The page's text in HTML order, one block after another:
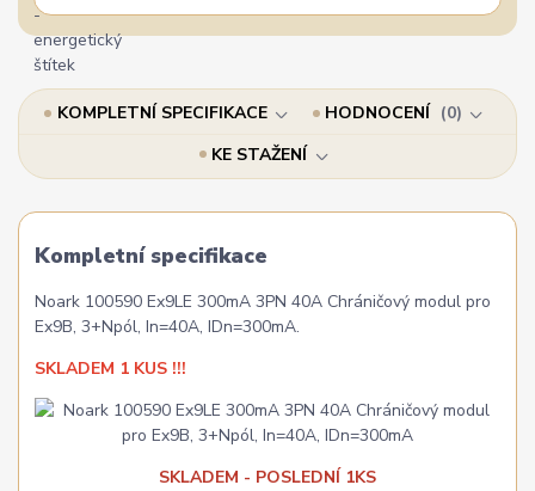
KOMPLETNÍ SPECIFIKACE HODNOCENÍ
0
KE STAŽENÍ
Kompletní specifikace
Noark 100590 Ex9LE 300mA 3PN 40A Chráničový modul pro
Ex9B, 3+Npól, In=40A, IDn=300mA.
SKLADEM 1 KUS !!!
SKLADEM - POSLEDNÍ 1KS